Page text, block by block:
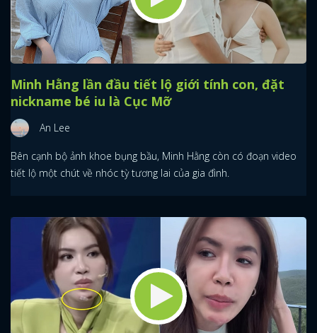
Minh Hằng lần đầu tiết lộ giới tính con, đặt
nickname bé iu là Cục Mỡ
An Lee
Bên cạnh bộ ảnh khoe bụng bầu, Minh Hằng còn có đoạn video
tiết lộ một chút về nhóc tỳ tương lai của gia đình.